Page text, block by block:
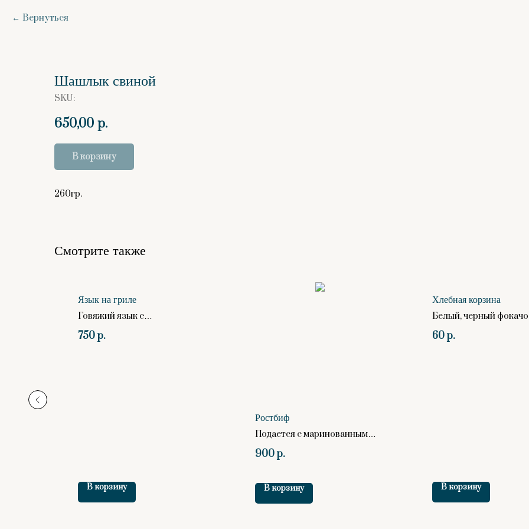
Вернуться
Шашлык свиной
SKU:
650,00 р.
В корзину
260гр.
Смотрите также
Язык на гриле
Говяжий язык с
картофельными дольками и
соусом "Хрен"
750р.
В корзину
Ростбиф
Подается с маринованным
луком
900р.
В корзину
Хлебная корзина
Белый, черный фокачо
60р.
В корзину